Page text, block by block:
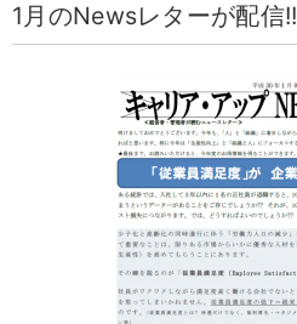
1月のNewsレターが配信!!